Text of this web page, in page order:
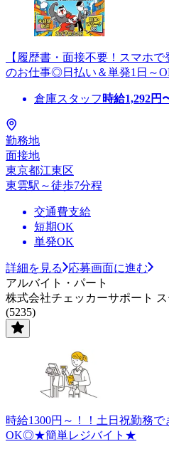
【履歴書・面接不要！スマホ
のお仕事◎日払い＆単発1日～
倉庫スタッフ 時給1,292円
勤務地
面接地
東京都江東区
東雲駅～徒歩7分程
交通費支給
短期OK
単発OK
詳細を見る
応募画面に進む
アルバイト・パート
株式会社チェッカーサポート
(5235)
時給1300円～！！土日祝勤務
OK◎★簡単レジバイト★